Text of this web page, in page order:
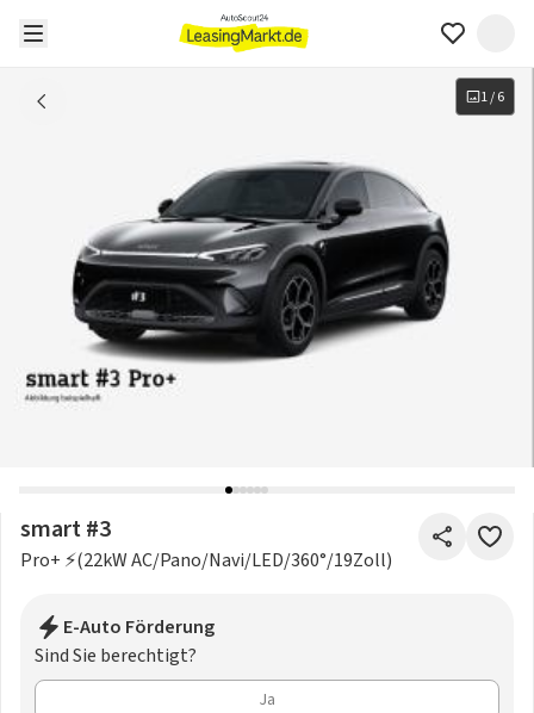
1/6
smart #3
Pro+ ⚡(22kW AC/Pano/Navi/LED/360°/19Zoll)
E-Auto Förderung
Sind Sie berechtigt?
Ja